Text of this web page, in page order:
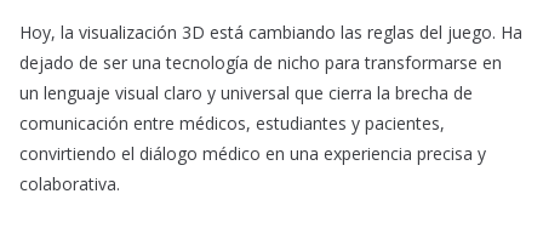
Hoy, la visualización 3D está cambiando las reglas del juego. Ha
dejado de ser una tecnología de nicho para transformarse en
un lenguaje visual claro y universal que cierra la brecha de
comunicación entre médicos, estudiantes y pacientes,
convirtiendo el diálogo médico en una experiencia precisa y
colaborativa.